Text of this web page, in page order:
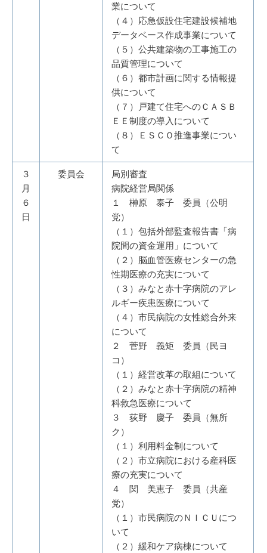
業について
（４）応急仮設住宅建設候補地
データベース作成事業について
（５）公共建築物の工事施工の
品質管理について
（６）都市計画に関する情報提
供について
（７）戸建て住宅へのＣＡＳＢ
ＥＥ制度の導入について
（８）ＥＳＣＯ推進事業につい
て
３
月
６
日
委員会
局別審査
病院経営局関係
１ 榊原 泰子 委員（公明
党）
（１）包括外部監査報告書「病
院間の資金運用」について
（２）脳血管医療センターの急
性期医療の充実について
（３）みなと赤十字病院のアレ
ルギー疾患医療について
（４）市民病院の女性総合外来
について
２ 菅野 義矩 委員（民ヨ
コ）
（１）経営改革の取組について
（２）みなと赤十字病院の精神
科救急医療について
３ 荻野 慶子 委員（無所
ク）
（１）利用料金制について
（２）市立病院における産科医
療の充実について
４ 関 美恵子 委員（共産
党）
（１）市民病院のＮＩＣＵにつ
いて
（２）緩和ケア病棟について